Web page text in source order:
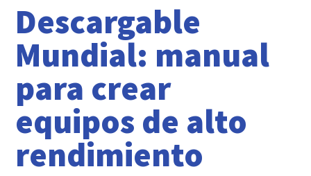
Descargable
Mundial: manual
para crear
equipos de alto
rendimiento